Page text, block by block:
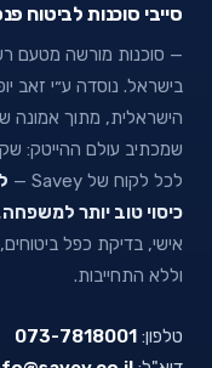
סייבי סוכנות לביטוח פנסיוני
— סוכנות מורשה מטעם
הישראלית, מתוך אמונה
שמכתיב עולם ההייטק:
לכל לקוח של Savey —
כיסוי טוב יותר למשפחה
אישי, בדיקת כפל
וללא התחייבות.
טלפון: 073-7818001